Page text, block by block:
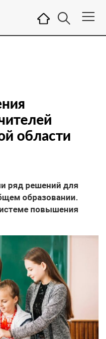
области
ряд решений для
образовании.
повышения